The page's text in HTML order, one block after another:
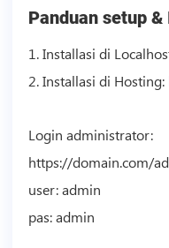
Panduan setup
1. Installasi di
2. Installasi di Hosting:
Login administrator:
https://domain.com/
user: admin
pas: admin